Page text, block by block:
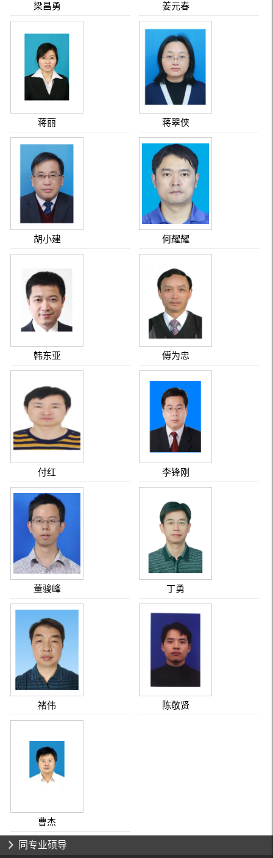
梁昌勇 姜元春
蒋丽 蒋翠侠
胡小建 何耀耀
韩东亚 傅为忠
付红 李锋刚
董骏峰 丁勇
褚伟 陈敬贤
曹杰
同专业硕导